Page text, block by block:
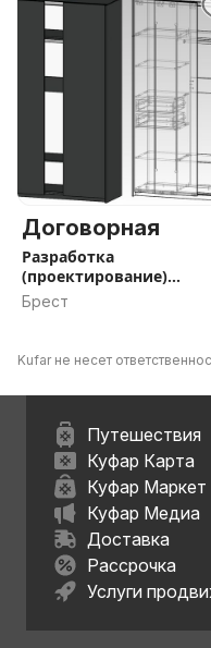
Договорная
Разработка
(проектирование)
мебели
Брест
Kufar не несет
Путешествия
Куфар Карта
Куфар Маркет
Куфар Медиа
Доставка
Рассрочка
Услуги